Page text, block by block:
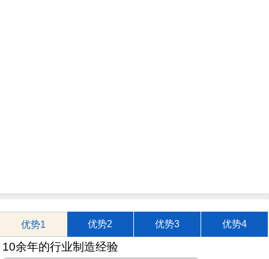
优势1 优势2 优势3 优势4
10余年的行业制造经验